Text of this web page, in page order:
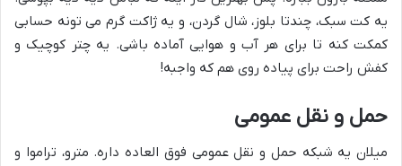
یه کت سبک، چندتا بلوز، شال گردن، و یه ژاکت گرم می تونه حسابی
کمکت کنه تا برای هر آب و هوایی آماده باشی. یه چتر کوچیک و
کفش راحت برای پیاده روی هم که واجبه!
حمل و نقل عمومی
میلان یه شبکه حمل و نقل عمومی فوق العاده داره. مترو، تراموا و